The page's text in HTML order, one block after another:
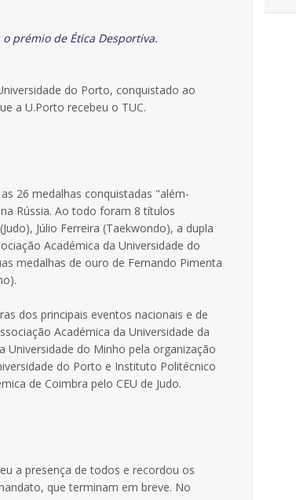
prémio de Ética Desportiva.
do Porto, conquistado ao
a U.Porto recebeu o TUC.
26 medalhas conquistadas "além-
Rússia. Ao todo foram 8 títulos
Júlio Ferreira (Taekwondo), a dupla
Académica da Universidade do
medalhas de ouro de Fernando Pimenta
dos principais eventos nacionais e de
Académica da Universidade da
Universidade do Minho pela organização
do Porto e Instituto Politécnico
de Coimbra pelo CEU de Judo.
a presença de todos e recordou os
que terminam em breve. No